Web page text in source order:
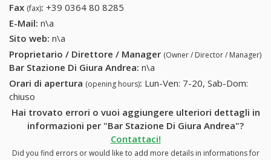
Fax (fax): +39 0364 80 8285
E-Mail: n\a
Sito web: n\a
Proprietario / Direttore / Manager (Owner / Director / Manager)
Bar Stazione Di Giura Andrea: n\a
Orari di apertura (opening hours): Lun-Ven: 7-20, Sab-Dom:
chiuso
Hai trovato errori o vuoi aggiungere ulteriori dettagli in
informazioni per "Bar Stazione Di Giura Andrea"?
Contattaci!
Did you find errors or would like to add more details in informations for